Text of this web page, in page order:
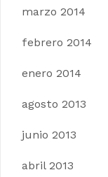
marzo 2014
febrero 2014
enero 2014
agosto 2013
junio 2013
abril 2013